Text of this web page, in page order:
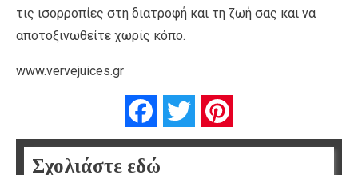
τις ισορροπίες στη διατροφή και τη ζωή σας και να
αποτοξινωθείτε χωρίς κόπο.
www.vervejuices.gr
FacebookTwitter
Σχολιάστε εδώ